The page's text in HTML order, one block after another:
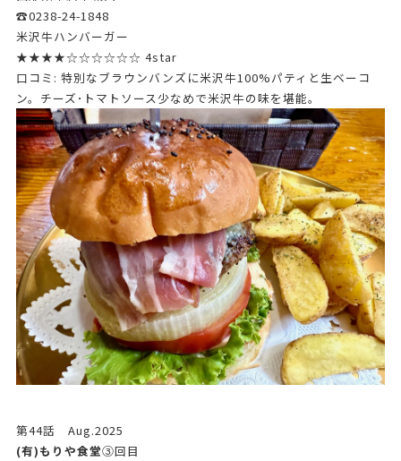
☎0238-24-1848
米沢牛ハンバーガー
★★★★☆☆☆☆☆☆ 4star
口コミ: 特別なブラウンバンズに米沢牛100%パティと生ベーコ
ン。チーズ･トマトソース少なめで米沢牛の味を堪能。
第44話 Aug.2025
(有)もりや食堂➂回目